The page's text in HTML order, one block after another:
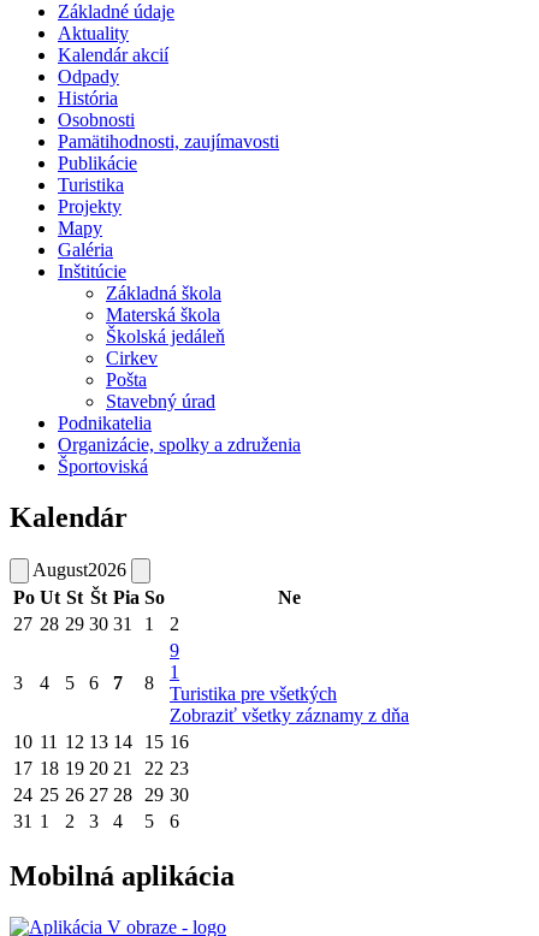
Základné údaje
Aktuality
Kalendár akcií
Odpady
História
Osobnosti
Pamätihodnosti, zaujímavosti
Publikácie
Turistika
Projekty
Mapy
Galéria
Inštitúcie
Základná škola
Materská škola
Školská jedáleň
Cirkev
Pošta
Stavebný úrad
Podnikatelia
Organizácie, spolky a združenia
Športoviská
Kalendár
August2026
Po Ut St Št Pia So
Ne
27 28 29 30 31 1 2
3 4 5 6 7 8
9
1
Turistika pre všetkých
Zobraziť všetky záznamy z dňa
10 11 12 13 14 15 16
17 18 19 20 21 22 23
24 25 26 27 28 29 30
31 1 2 3 4 5 6
Mobilná aplikácia